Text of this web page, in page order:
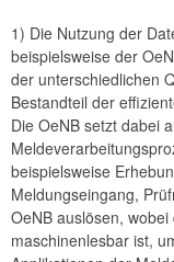
1) Die Nutzung der
beispielsweise der
der unterschiedlichen
Bestandteil der
Die OeNB setzt dabei
beispielsweise
Meldungseingang,
OeNB auslösen,
maschinenlesbar ist,